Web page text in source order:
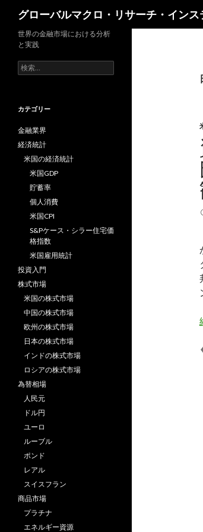
グローバルマクロ・リサーチ・インス
世界の金融市場における分析
と実践
検
索:
カテゴリー
金融業界
経済統計
米国の経済統計
米国GDP
貯蓄率
個人消費
米国CPI
S&Pケース・シラー住宅価
格指数
米国雇用統計
投資入門
株式市場
米国の株式市場
中国の株式市場
欧州の株式市場
日本の株式市場
インドの株式市場
ロシアの株式市場
為替相場
人民元
ドル円
ユーロ
ルーブル
ポンド
レアル
スイスフラン
商品市場
プラチナ
エネルギー資源